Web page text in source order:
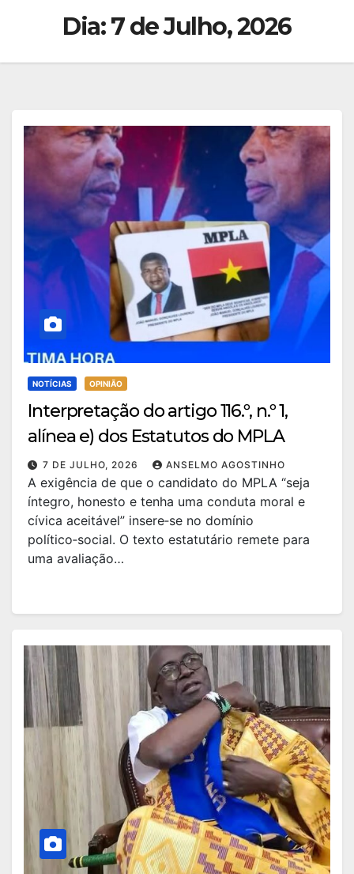
Dia:7 de Julho, 2026
NOTÍCIAS OPINIÃO
Interpretação do artigo 116.º, n.º 1,
alínea e) dos Estatutos do MPLA
7 DE JULHO, 2026 ANSELMO AGOSTINHO
A exigência de que o candidato do MPLA “seja
íntegro, honesto e tenha uma conduta moral e
cívica aceitável” insere‑se no domínio
político‑social. O texto estatutário remete para
uma avaliação…